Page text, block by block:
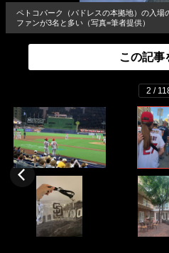
ペトコパーク（パドレスの本拠地）の入場
ファンが3名と多い（写真=筆者提供）
この記事
2 /